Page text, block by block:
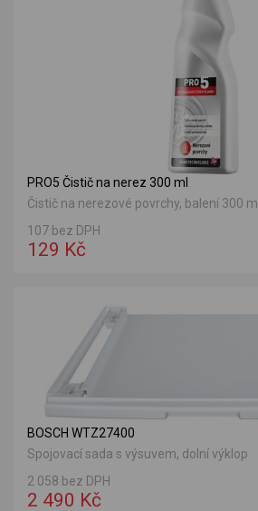
PRO5 Čistič na nerez 300 ml
Čistič na nerezové povrchy, balení 300 ml.
107 bez DPH
129 Kč
BOSCH WTZ27400
Spojovací sada s výsuvem, dolní výklop
2 058 bez DPH
2 490 Kč